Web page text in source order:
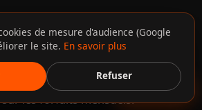
du nombre de vidéos et du
souhaité. Paiement en FCFA via
Money ou virement, avec des
les forfaits mensuels.
de mesure d'audience (Google
le site. En savoir plus
Refuser
Discuter